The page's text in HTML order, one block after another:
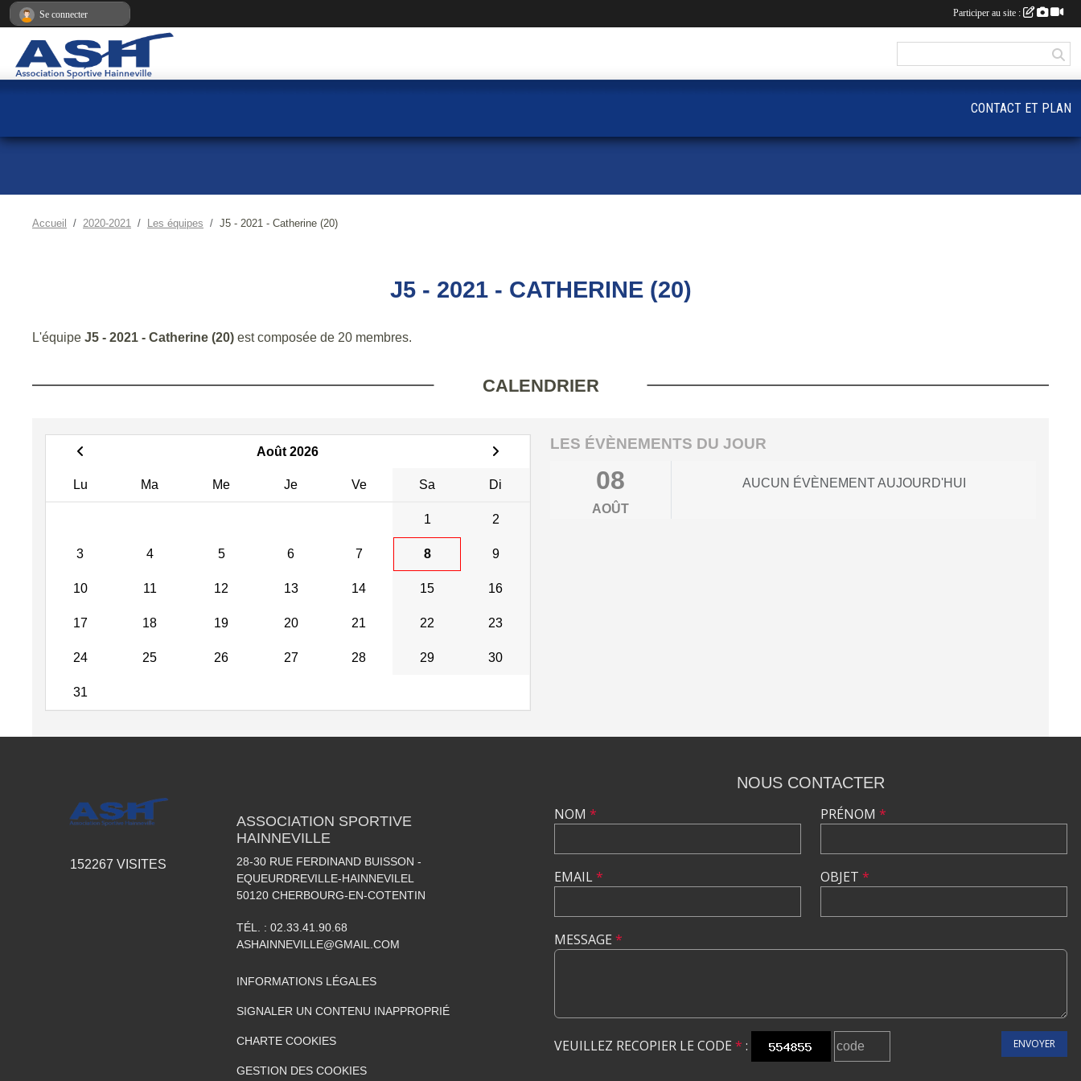
Accueil 2020-2021 Les équipes J5 - 2021 - Catherine (20)
J5 - 2021 - CATHERINE (20)
L'équipe J5 - 2021 - Catherine (20) est composée de 20 membres.
CALENDRIER
Août 2026
Lu Ma Me Je Ve Sa Di
1 2
3 4 5 6 7 8 9
10 11 12 13 14 15 16
17 18 19 20 21 22 23
24 25 26 27 28 29 30
31
LES ÉVÈNEMENTS DU JOUR
08
AOÛT
AUCUN ÉVÈNEMENT AUJOURD'HUI
CONTACT ET PLAN
152267 VISITES
ASSOCIATION SPORTIVE
HAINNEVILLE
28-30 RUE FERDINAND BUISSON -
EQUEURDREVILLE-HAINNEVILEL
50120 CHERBOURG-EN-COTENTIN
TÉL. : 02.33.41.90.68
ASHAINNEVILLE@GMAIL.COM
INFORMATIONS LÉGALES
SIGNALER UN CONTENU INAPPROPRIÉ
CHARTE COOKIES
GESTION DES COOKIES
NOUS CONTACTER
NOM *
EMAIL*
PRÉNOM *
OBJET *
MESSAGE *
VEUILLEZ RECOPIER LE CODE * : ENVOYER
Se connecter Participer au site :
Panneau de gestion des cookies